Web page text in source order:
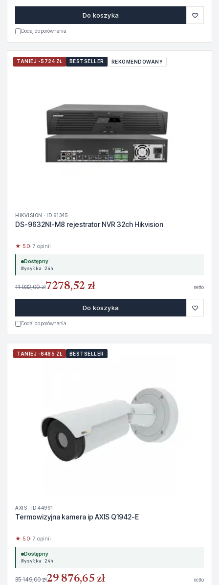
Do koszyka ♡
Dodaj do porównania
TANIEJ -5724 ZŁ BESTSELLER REKOMENDOWANY
HIKVISION · ID 61345
DS-9632NI-M8 rejestrator NVR 32ch Hikvision
★ 5.0· 7 opinii
Dostępny
Wysyłka 24h
11 932,00 zł7278,52 zł netto
Do koszyka ♡
Dodaj do porównania
TANIEJ -6485 ZŁ BESTSELLER
AXIS · ID 44991
Termowizyjna kamera ip AXIS Q1942-E
★ 5.0· 7 opinii
Dostępny
Wysyłka 24h
35 149,00 zł29 876,65 zł netto